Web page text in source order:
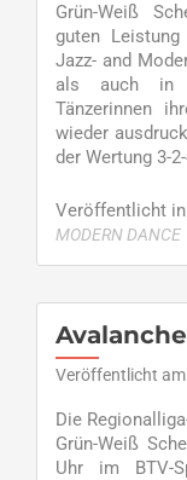
Grün-Weiß
guten
Jazz- and
als auch in
Tänzerinnen
wieder
der Wertung 3-
Veröffentlicht in
MODERN DANCE
Veröffentlicht am
Die
Grün-Weiß
Uhr im BTV-